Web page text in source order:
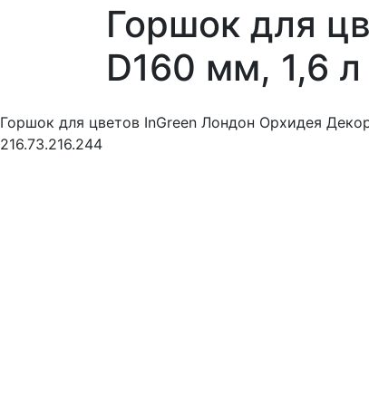
Горшок для
D160 мм, 1,6
Горшок для цветов InGreen Лондон Орхидея
216.73.216.244